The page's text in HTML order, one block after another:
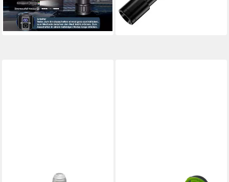
Hochleistungs-26650-Akku, 5
Beleuchtungsmodi,
Zoomfunktion), für Camping,
-56%
lieferbar - in 3-4 Werktagen bei dir